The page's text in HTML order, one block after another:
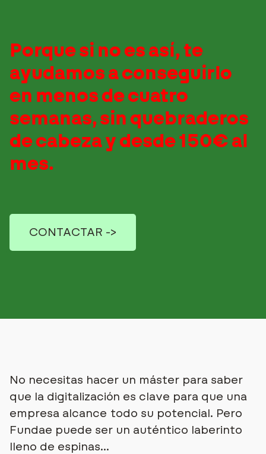
Porque si no es así, te
ayudamos a conseguirlo
en menos de cuatro
semanas,sin quebraderos
de cabeza ydesde 150€ al
mes.
CONTACTAR ->
No necesitas hacer un máster para saber
que la digitalización es clave para que una
empresa alcance todo su potencial. Pero
Fundae puede ser un auténtico laberinto
lleno de espinas…